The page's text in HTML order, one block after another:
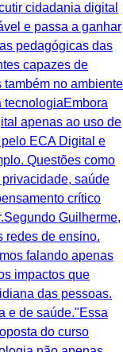
cidadania digital
e passa a ganhar
pedagógicas das
capazes de
no ambiente
tecnologiaEmbora
apenas ao uso de
ECA Digital e
Questões como
saúde
crítico
Guilherme,
redes de ensino.
falando apenas
impactos que
das pessoas.
e de saúde."Essa
do curso